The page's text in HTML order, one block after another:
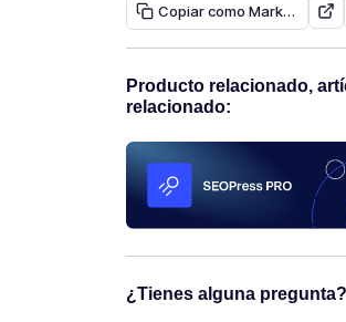
Copiar como Markdown
Producto relacionado,
relacionado:
¿Tienes alguna pregunta?